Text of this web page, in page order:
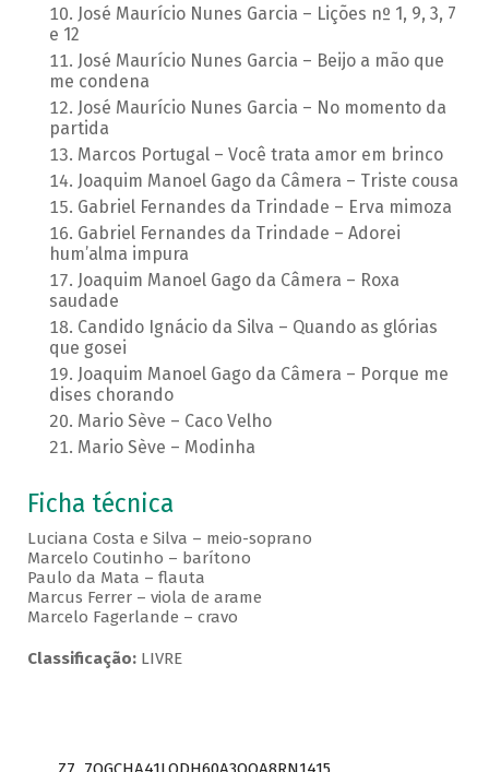
José Maurício Nunes Garcia – Lições nº 1, 9, 3, 7
e 12
José Maurício Nunes Garcia – Beijo a mão que
me condena
José Maurício Nunes Garcia – No momento da
partida
Marcos Portugal – Você trata amor em brinco
Joaquim Manoel Gago da Câmera – Triste cousa
Gabriel Fernandes da Trindade – Erva mimoza
Gabriel Fernandes da Trindade – Adorei
hum’alma impura
Joaquim Manoel Gago da Câmera – Roxa
saudade
Candido Ignácio da Silva – Quando as glórias
que gosei
Joaquim Manoel Gago da Câmera – Porque me
dises chorando
Mario Sève – Caco Velho
Mario Sève – Modinha
Ficha técnica
Luciana Costa e Silva – meio-soprano
Marcelo Coutinho – barítono
Paulo da Mata – flauta
Marcus Ferrer – viola de arame
Marcelo Fagerlande – cravo
Classificação:LIVRE